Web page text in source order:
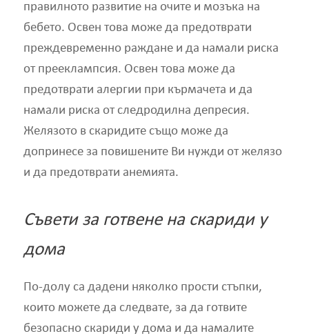
правилното развитие на очите и мозъка на
бебето. Освен това може да предотврати
преждевременно раждане и да намали риска
от прееклампсия. Освен това може да
предотврати алергии при кърмачета и да
намали риска от следродилна депресия.
Желязото в скаридите също може да
допринесе за повишените Ви нужди от желязо
и да предотврати анемията.
Съвети за готвене на скариди у
дома
По-долу са дадени няколко прости стъпки,
които можете да следвате, за да готвите
безопасно скариди у дома и да намалите